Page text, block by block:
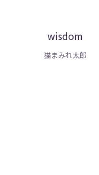
wisdom
猫まみれ太郎